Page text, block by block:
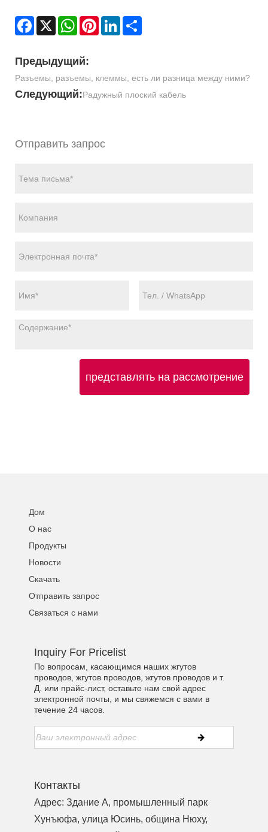
Facebook
X WhatsAppPinterestLinkedIn
Предыдущий:
Разъемы, разъемы, клеммы, есть ли разница между ними?
Следующий:Радужный плоский кабель
Отправить запрос
представлять на рассмотрение
Дом
О нас
Продукты
Новости
Скачать
Отправить запрос
Связаться с нами
Inquiry For Pricelist
По вопросам, касающимся наших жгутов
проводов, жгутов проводов, жгутов проводов и т.
Д. или прайс-лист, оставьте нам свой адрес
электронной почты, и мы свяжемся с вами в
течение 24 часов.
Контакты
Адрес: Здание A, промышленный парк
Хунъюфа, улица Юсинь, община Нюху,